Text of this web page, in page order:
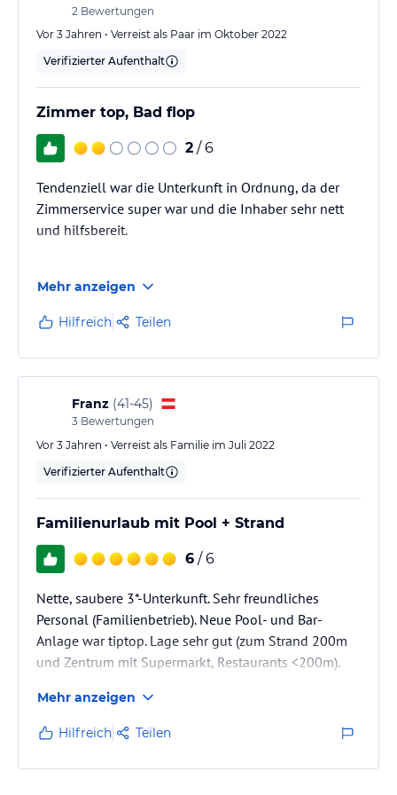
2 Bewertungen
Vor 3 Jahren • Verreist als Paar im Oktober 2022
Verifizierter Aufenthalt
Zimmer top, Bad flop
2 / 6
Tendenziell war die Unterkunft in Ordnung, da der
Zimmerservice super war und die Inhaber sehr nett
und hilfsbereit.
vor der Toilette immer eine Pfütze vom Duschen
stand, da keinerlei Silikonfugen um den
Duschbereich sichtbar waren, so dass sich das
ablaufende Wasser in der Mitte des Bades am Abfluss
sammelte.
Mehr anzeigen
Hilfreich Teilen
Franz (41-45)
3 Bewertungen
Vor 3 Jahren • Verreist als Familie im Juli 2022
Verifizierter Aufenthalt
Familienurlaub mit Pool + Strand
6 / 6
Nette, saubere 3*-Unterkunft. Sehr freundliches
Personal (Familienbetrieb). Neue Pool- und Bar-
Anlage war tiptop. Lage sehr gut (zum Strand 200m
und Zentrum mit Supermarkt, Restaurants <200m).
Mehr anzeigen
Hilfreich Teilen